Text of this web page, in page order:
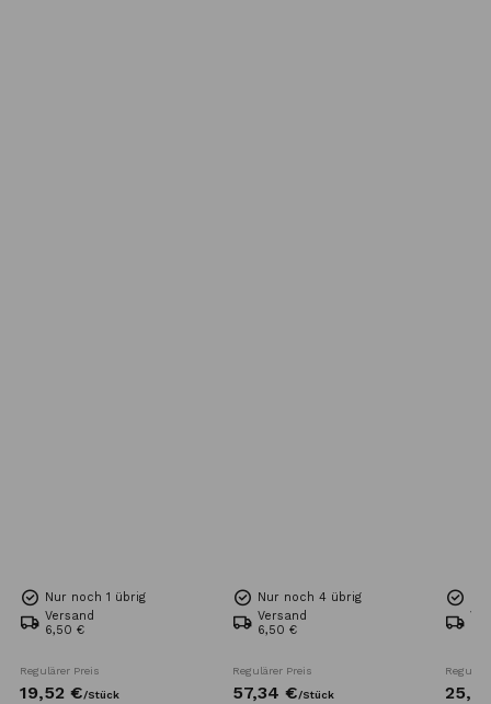
Nur noch 1 übrig
Versand
6,50 €
Regulärer Preis
19,52 €/Stück
Nur noch 4 übrig
Versand
6,50 €
Regulärer Preis
57,34 €/Stück 25,